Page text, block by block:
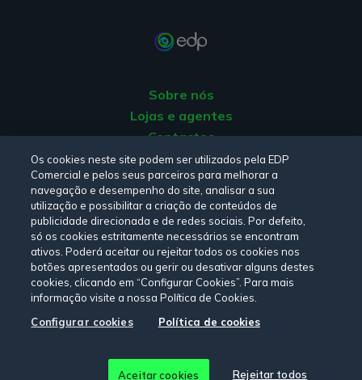
Sobre nós
Lojas e agentes
Contactos
Apoio ao Cliente
Origem da energia
Livro de Reclamações
Consulte a nossaPolítica de privacidade, Política de cookies
Termos e CondiçõeseDeclaração de Acessibilidade.
© Copyright 2026 - EDP Comercial. Todos os direitos
Os cookies neste site podem ser utilizados pela EDP
Comercial e pelos seus parceiros para melhorar a
navegação e desempenho do site, analisar a sua
utilização e possibilitar a criação de conteúdos de
publicidade direcionada e de redes sociais. Por defeito,
só os cookies estritamente necessários se encontram
ativos. Poderá aceitar ou rejeitar todos os cookies nos
botões apresentados ou gerir ou desativar alguns destes
cookies, clicando em “Configurar Cookies”. Para mais
informação visite a nossa Política de Cookies.
Configurar cookies
Política de cookies
Rejeitar todos
Aceitar cookies